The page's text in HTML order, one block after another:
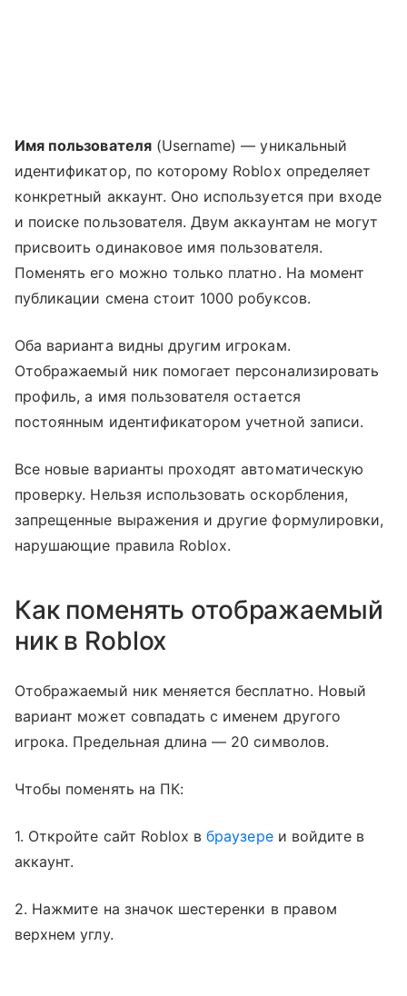
Имя пользователя(Username) — уникальный
идентификатор, по которому Roblox определяет
конкретный аккаунт. Оно используется при входе
и поиске пользователя. Двум аккаунтам не могут
присвоить одинаковое имя пользователя.
Поменять его можно только платно. На момент
публикации смена стоит 1000 робуксов.
Оба варианта видны другим игрокам.
Отображаемый ник помогает персонализировать
профиль, а имя пользователя остается
постоянным идентификатором учетной записи.
Все новые варианты проходят автоматическую
проверку. Нельзя использовать оскорбления,
запрещенные выражения и другие формулировки,
нарушающие правила Roblox.
Как поменять отображаемый
ник в Roblox
Отображаемый ник меняется бесплатно. Новый
вариант может совпадать с именем другого
игрока. Предельная длина — 20 символов.
Чтобы поменять на ПК:
1. Откройте сайт Roblox вбраузереи войдите в
аккаунт.
2. Нажмите на значок шестеренки в правом
верхнем углу.